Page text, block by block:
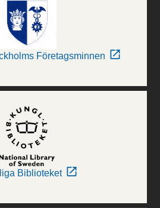
Företagsminnen
Biblioteket